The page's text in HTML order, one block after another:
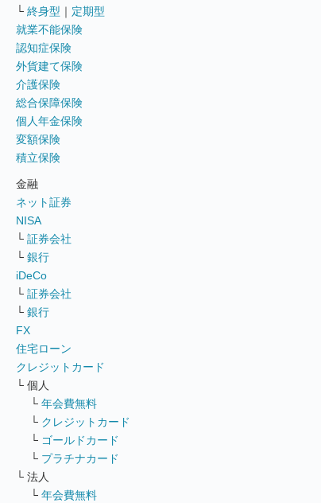
└ 終身型 ｜ 定期型
就業不能保険
認知症保険
外貨建て保険
介護保険
総合保障保険
個人年金保険
変額保険
積立保険
金融
ネット証券
NISA
└ 証券会社
└ 銀行
iDeCo
└ 証券会社
└ 銀行
FX
住宅ローン
クレジットカード
└ 個人
└ 年会費無料
└ クレジットカード
└ ゴールドカード
└ プラチナカード
└ 法人
└ 年会費無料